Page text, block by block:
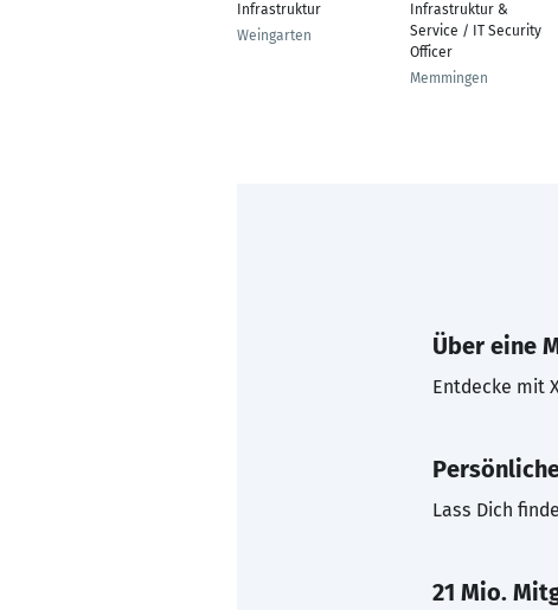
Infrastruktur
Weingarten
Infrastruktur &
Service / IT Security
Officer
Memmingen
Über eine
Entdecke mit
Lass Dich
21 Mio.